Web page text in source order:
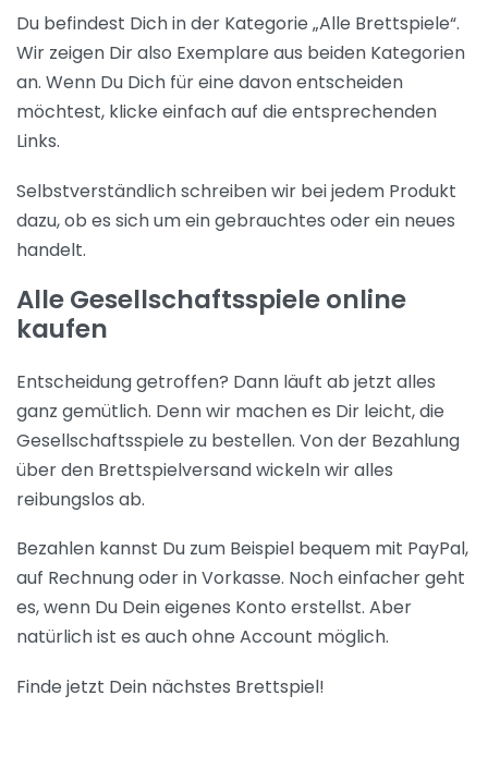
Du befindest Dich in der Kategorie „Alle Brettspiele“.
Wir zeigen Dir also Exemplare aus beiden Kategorien
an. Wenn Du Dich für eine davon entscheiden
möchtest, klicke einfach auf die entsprechenden
Links.
Selbstverständlich schreiben wir bei jedem Produkt
dazu, ob es sich um ein gebrauchtes oder ein neues
handelt.
Alle Gesellschaftsspiele online
kaufen
Entscheidung getroffen? Dann läuft ab jetzt alles
ganz gemütlich. Denn wir machen es Dir leicht, die
Gesellschaftsspiele zu bestellen. Von der Bezahlung
über den Brettspielversand wickeln wir alles
reibungslos ab.
Bezahlen kannst Du zum Beispiel bequem mit PayPal,
auf Rechnung oder in Vorkasse. Noch einfacher geht
es, wenn Du Dein eigenes Konto erstellst. Aber
natürlich ist es auch ohne Account möglich.
Finde jetzt Dein nächstes Brettspiel!